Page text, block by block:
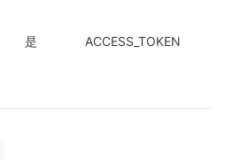
是 ACCESS_TOKEN